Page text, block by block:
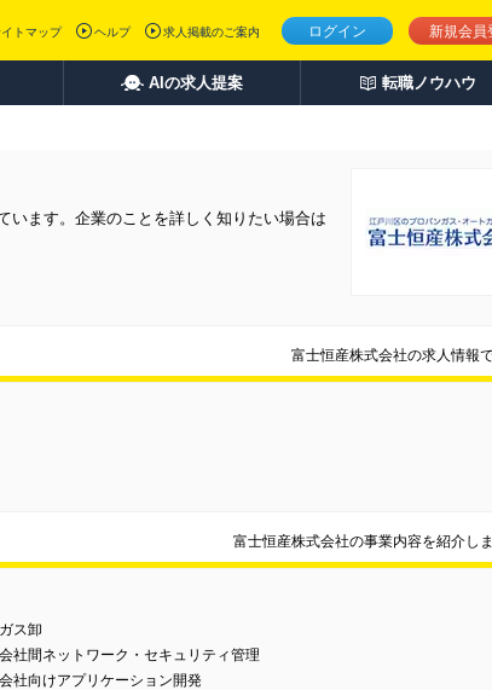
ログイン 新規会員
トマップ ヘルプ 求人掲載のご案内
AIの求人提案 転職ノウハウ
います。企業のことを詳しく知りたい場合は
富士恒産株式会社の求人情報で
富士恒産株式会社の事業内容を紹介しま
ス卸
社間ネットワーク・セキュリティ管理
社向けアプリケーション開発